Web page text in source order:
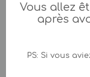
Vous allez
après
PS: Si vous